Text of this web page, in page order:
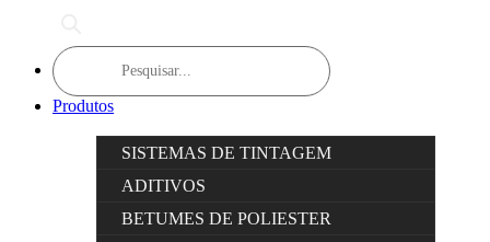
Products
search
Produtos
SISTEMAS DE TINTAGEM
ADITIVOS
BETUMES DE POLIESTER